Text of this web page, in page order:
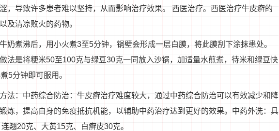
，导致许多患者难以坚持，从而影响治疗效果。 西医治疗。西医治疗牛皮癣的
及清凉败火的药物。
奶煮沸后，用小火煮3至5分钟，锅壁会形成一层白膜，将此膜刮下涂抹患处。
法是将粳米50至100克与绿豆30克一同放入沙锅，加适量水煎煮，待米和绿豆快
5分钟即可服用。
法：中药综合防治：牛皮癣治疗难度较大，通过中药综合防治可以有效减少和降
炼，提高自身的免疫抵抗机能，以辅助中药治疗达到更好的效果。中药外洗：具
翘20克、大黄15克、白癣皮30克。